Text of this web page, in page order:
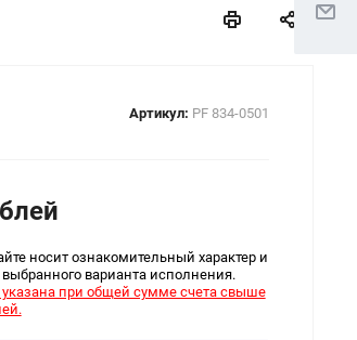
Артикул: PF 834-0501
лей
е носит ознакомительный характер и
выбранного варианта исполнения.
при общей сумме счета свыше